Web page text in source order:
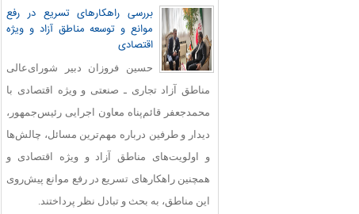
بررسی راهکارهای تسریع در رفع
موانع و توسعه مناطق آزاد و ویژه
اقتصادی
حسین فروزان دبیر شورای‌عالی
مناطق آزاد تجاری ـ صنعتی و ویژه اقتصادی با
محمدجعفر قائم‌پناه معاون اجرایی رئیس‌جمهور،
دیدار و طرفین درباره مهم‌ترین مسائل، چالش‌ها
و اولویت‌های مناطق آزاد و ویژه اقتصادی و
همچنین راهکارهای تسریع در رفع موانع پیش‌روی
این مناطق، به بحث و تبادل نظر پرداختند.